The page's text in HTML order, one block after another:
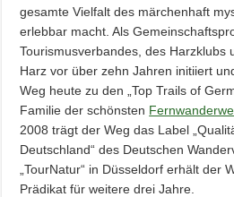
gesamte Vielfalt des märchenhaft
erlebbar macht. Als
Tourismusverbandes, des Harzklubs
Harz vor über zehn Jahren initiiert
Weg heute zu den „Top Trails of
Familie der schönsten
2008 trägt der Weg das Label
Deutschland“ des Deutschen
„TourNatur“ in Düsseldorf erhält der
Prädikat für weitere drei Jahre.